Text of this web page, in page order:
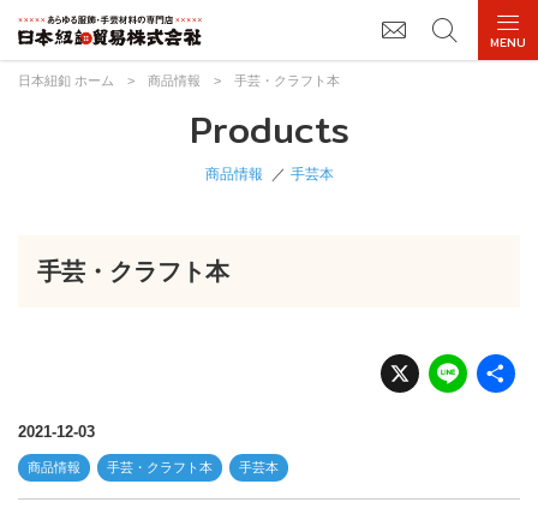
日本紐釦 ホーム > 商品情報 > 手芸・クラフト本
Products
商品情報 手芸本
手芸・クラフト本
X Li
n
2021-12-03
商品情報 手芸・クラフト本 手芸本